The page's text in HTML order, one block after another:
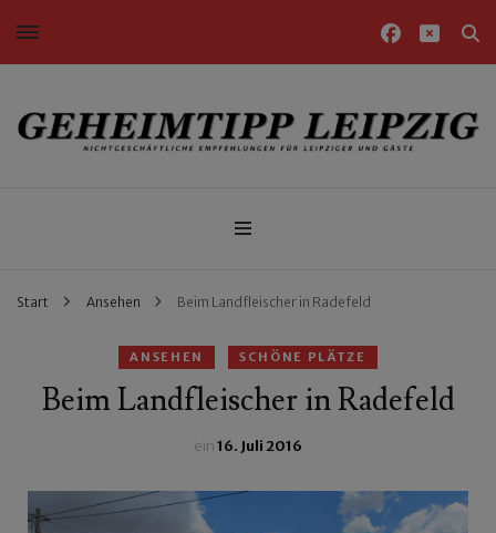
Nichtgeschäftliche Empfehlungen für Leipziger und Gäste
Start Ansehen Beim Landfleischer in Radefeld
ANSEHEN SCHÖNE PLÄTZE
Beim Landfleischer in Radefeld
ein16. Juli 2016